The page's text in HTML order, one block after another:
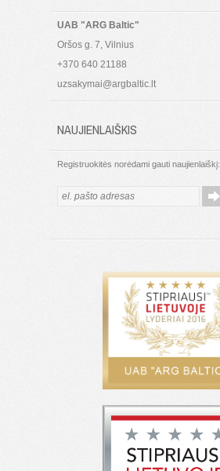
UAB "ARG Baltic"
Oršos g. 7, Vilnius
+370 640 21188
uzsakymai@argbaltic.lt
NAUJIENLAIŠKIS
Registruokitės norėdami gauti naujienlaiškį: